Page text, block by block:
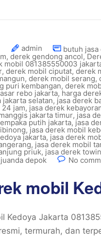
admin butuh
, derek gendong ancol,
mobil 081385550003
, derek mobil ciputat, derek
, derek mobil serang,
puri kembangan, derek
rebo jakarta, harga
jakarta selatan, jasa derek
jam, jasa derek
jakarta timur, jasa
putih jakarta, jasa
,jasa derek mobil
jakarta, jasa derek
, jasa derek mobil
priuk, jasa derek
depok
No
mobil
Kedoya Jakarta
termurah, dan